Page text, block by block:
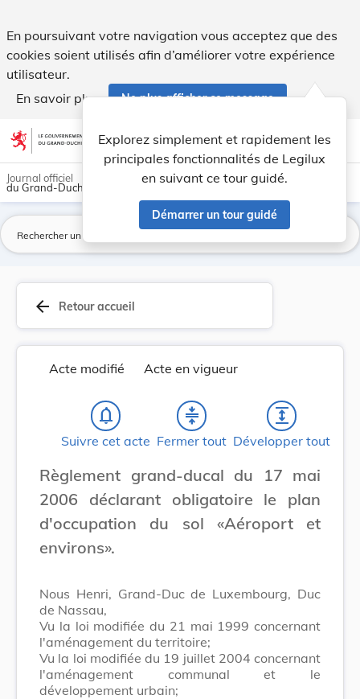
En poursuivant votre navigation vous acceptez que des
cookies soient utilisés afin d’améliorer votre expérience
utilisateur.
En savoir plus
Ne plus afficher ce message
Aller au contenu account_circle help Aide
Explorez simplement et rapidement les
principales fonctionnalités de Legilux
en suivant ce tour guidé.
Démarrer un tour guidé
light_mode dark_mode
Journal officiel
du Grand-Duché de Luxembourg
arrow_back Retour accueil
Acte modifié Acte en vigueur
notifications_none
Suivre cet acte
compress
Fermer tout
expand
Développer tout
Règlement grand-ducal du 17 mai
2006 déclarant obligatoire le plan
d'occupation du sol «Aéroport et
environs».
Nous Henri, Grand-Duc de Luxembourg, Duc
de Nassau,
Vu la loi modifiée du 21 mai 1999 concernant
l'aménagement du territoire;
Vu la loi modifiée du 19 juillet 2004 concernant
l'aménagement communal et le
développement urbain;